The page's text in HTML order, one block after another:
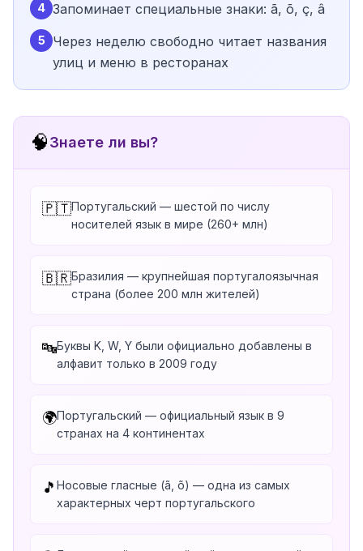
4 Запоминает специальные знаки: ã, õ, ç, â
5
Через неделю свободно читает названия
улиц и меню в ресторанах
🧠Знаете ли вы?
🇵🇹Португальский — шестой по числу
носителей язык в мире (260+ млн)
🇧🇷Бразилия — крупнейшая португалоязычная
страна (более 200 млн жителей)
🔤Буквы K, W, Y были официально добавлены в
алфавит только в 2009 году
🌍Португальский — официальный язык в 9
странах на 4 континентах
🎵 Носовые гласные (ã, õ) — одна из самых
характерных черт португальского